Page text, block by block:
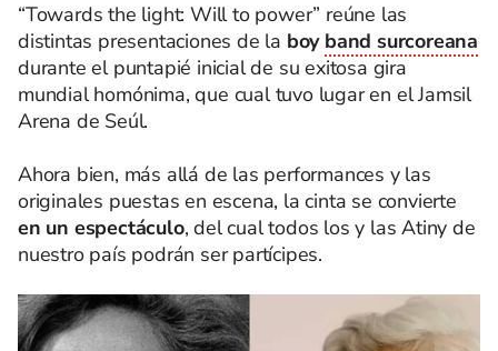
“Towards the light: Will to power” reúne las
distintas presentaciones de la boy band surcoreana
durante el puntapié inicial de su exitosa gira
mundial homónima, que cual tuvo lugar en el Jamsil
Arena de Seúl.
Ahora bien, más allá de las performances y las
originales puestas en escena, la cinta se convierte
en un espectáculo, del cual todos los y las Atiny de
nuestro país podrán ser partícipes.